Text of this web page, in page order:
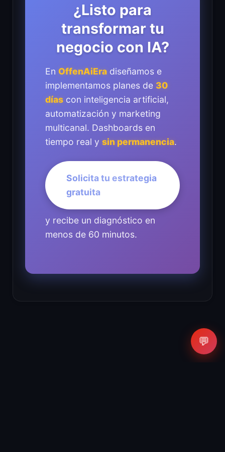
¿Listo para
transformar tu
negocio con IA?
En OffenAiEra diseñamos e
implementamos planes de 30
días con inteligencia artificial,
automatización y marketing
multicanal. Dashboards en
tiempo real y sin permanencia.
Solicita tu estrategia
gratuita
y recibe un diagnóstico en
menos de 60 minutos.
💬